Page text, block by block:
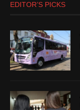
EDITOR’S PICKS